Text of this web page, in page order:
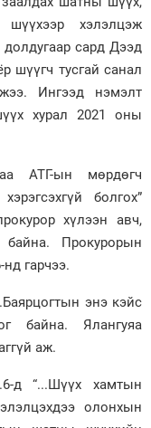
хэлэлцэж
сард Дээд
шүүгч тусгай санал
Ингээд нэмэлт
хурал 2021 оны
АТГ-ын мөрдөгч
болгох”
хүлээн авч,
байна. Прокурорын
гарчээ.
энэ кэйс
байна. Ялангуяа
аж.
д “...Шүүх хамтын
олонхын